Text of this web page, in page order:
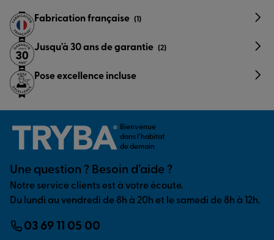
Fabrication française (1)
Jusqu'à 30 ans de garantie (2)
Pose excellence incluse
Bienvenue
dans l’habitat
de demain
Une question ? Besoin d’aide ?
Notre service clients est à votre écoute.
Du lundi au vendredi de 8h à 20h et le samedi de 8h à 12h.
03 69 11 05 00